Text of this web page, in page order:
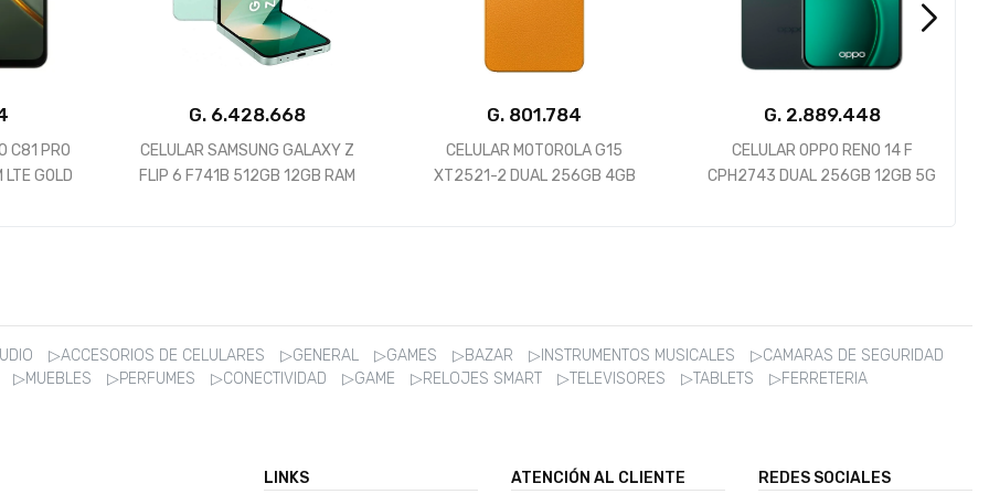
GALAXY Z
12GB RAM
G.
CELULAR MOTOROLA G15
XT2521-2 DUAL 256GB 4GB
G.
CELULAR OPPO RENO 14 F
CPH2743 DUAL 256GB 12GB 5G
G.
CELULAR XIAOMI REDMI 13 DUAL
128GB 6GB RAM MIDNIGHT
▷ACCESORIOS DE CELULARES ▷GENERAL ▷GAMES ▷BAZAR ▷INSTRUMENTOS MUSICALES
▷CAMARAS DE SEGURIDAD
▷MUEBLES ▷PERFUMES ▷CONECTIVIDAD ▷GAME ▷RELOJES SMART ▷TELEVISORES ▷TABLETS
▷FERRETERIA
LINKS ATENCIÓN AL CLIENTE REDES SOCIALES